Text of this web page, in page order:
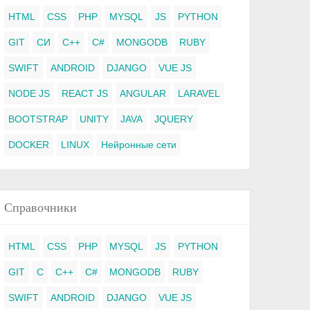
HTML CSS PHP MYSQL JS PYTHON
GIT СИ C++ C# MONGODB RUBY
SWIFT ANDROID DJANGO VUE JS
NODE JS REACT JS ANGULAR LARAVEL
BOOTSTRAP UNITY JAVA JQUERY
DOCKER LINUX Нейронные сети
Справочники
HTML CSS PHP MYSQL JS PYTHON
GIT C C++ C# MONGODB RUBY
SWIFT ANDROID DJANGO VUE JS